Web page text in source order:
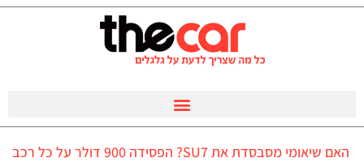
האם שיאומי מסבסדת את SU7? הפסידה 900 דולר על כל רכב